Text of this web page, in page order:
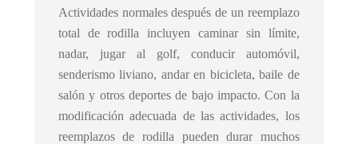
Actividades normales después de un reemplazo
total de rodilla incluyen caminar sin límite,
nadar, jugar al golf, conducir automóvil,
senderismo liviano, andar en bicicleta, baile de
salón y otros deportes de bajo impacto. Con la
modificación adecuada de las actividades, los
reemplazos de rodilla pueden durar muchos